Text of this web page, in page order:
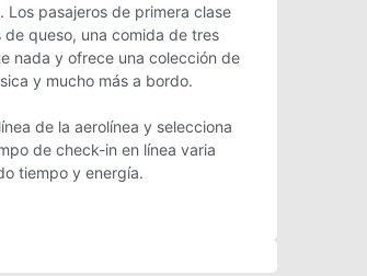
pasajeros de primera clase
queso, una comida de tres
nada y ofrece una colección de
y mucho más a bordo.
de la aerolínea y selecciona
de check-in en línea varia
tiempo y energía.